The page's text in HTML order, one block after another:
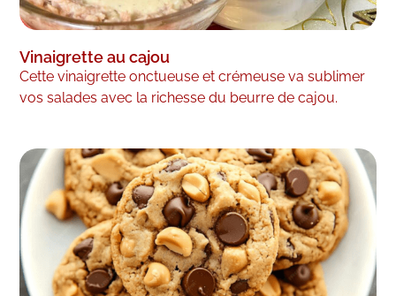
Vinaigrette au cajou
Cette vinaigrette onctueuse et crémeuse va sublimer
vos salades avec la richesse du beurre de cajou.